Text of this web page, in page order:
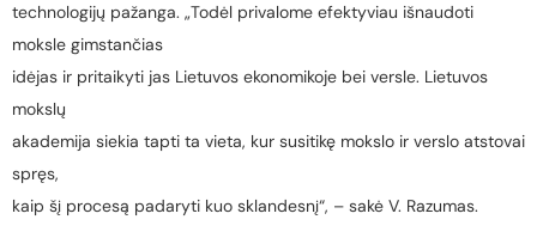
technologijų pažanga. „Todėl privalome efektyviau išnaudoti
moksle gimstančias
idėjas ir pritaikyti jas Lietuvos ekonomikoje bei versle. Lietuvos
mokslų
akademija siekia tapti ta vieta, kur susitikę mokslo ir verslo atstovai
spręs,
kaip šį procesą padaryti kuo sklandesnį“, – sakė V. Razumas.